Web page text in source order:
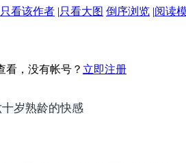
只看该作者 |只看大图 倒序浏览 |阅读
看，没有帐号？ 立即注册
岁熟龄的快感